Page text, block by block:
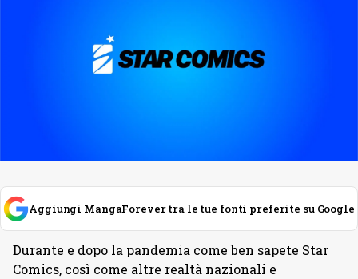
Aggiungi MangaForever tra le tue fonti preferite su Google
Durante e dopo la pandemia come ben sapete Star
Comics, così come altre realtà nazionali e